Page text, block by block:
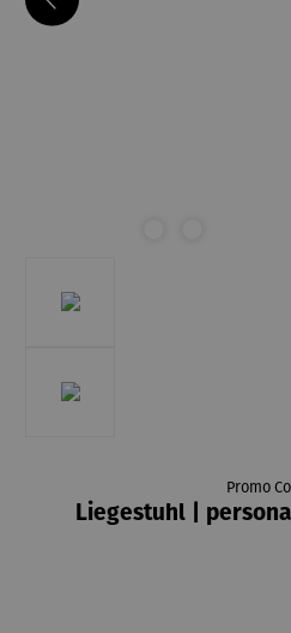
Promo
Liegestuhl |